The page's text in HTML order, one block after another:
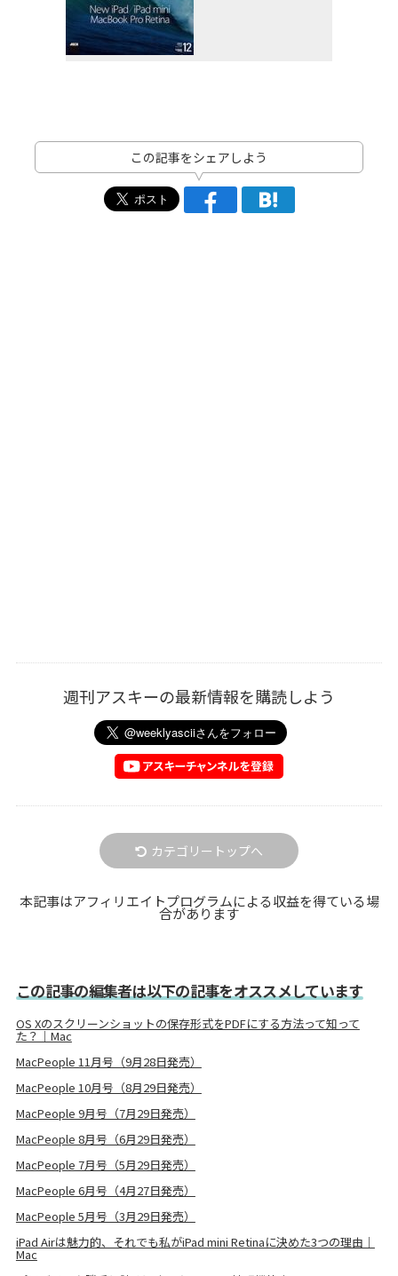
この記事をシェアしよう
週刊アスキーの最新情報を購読しよう
カテゴリートップへ
本記事はアフィリエイトプログラムによる収益を得ている場
合があります
この記事の編集者は以下の記事をオススメしています
OS Xのスクリーンショットの保存形式をPDFにする方法って知って
た？｜Mac
MacPeople 11月号（9月28日発売）
MacPeople 10月号（8月29日発売）
MacPeople 9月号（7月29日発売）
MacPeople 8月号（6月29日発売）
MacPeople 7月号（5月29日発売）
MacPeople 6月号（4月27日発売）
MacPeople 5月号（3月29日発売）
iPad Airは魅力的、それでも私がiPad mini Retinaに決めた3つの理由｜
Mac